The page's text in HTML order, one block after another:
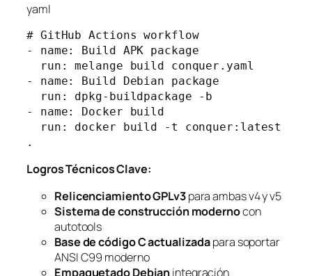
yaml
# GitHub Actions workflow
- name: Build APK package
run: melange build conquer.yaml
- name: Build Debian package
run: dpkg-buildpackage -b
- name: Docker build
run: docker build -t conquer:latest
.
Logros Técnicos Clave:
Relicenciamiento GPLv3para ambas v4 y v5
Sistema de construcción modernocon
autotools
Base de código C actualizadapara soportar
ANSI C99 moderno
Empaquetado Debianintegración